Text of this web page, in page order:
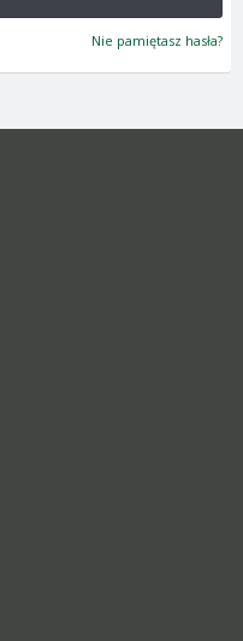
Nie pamiętasz hasła?